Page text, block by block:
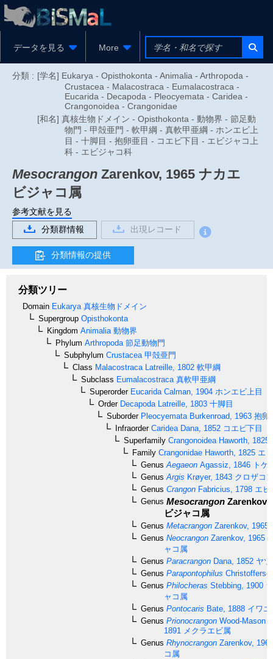
データを見る More
分類 : [学名] Eukarya - Opisthokonta - Animalia - Arthropoda -
Crustacea - Malacostraca - Eumalacostraca -
Eucarida - Decapoda - Pleocyemata - Caridea -
Crangonoidea - Crangonidae
[和名] 真核生物ドメイン - Opisthokonta - 動物界 - 節足動
物門 - 甲殻亜門 - 軟甲綱 - 真軟甲亜綱 - ホンエビ上
目 - 十脚目 - 抱卵亜目 - コエビ下目 - エビジャコ上
科 - エビジャコ科
Mesocrangon Zarenkov, 1965 ナカエ
ビジャコ属
参考文献を見る
分類群情報
出現レコード
分類情報の提供
分類ツリー
Domain Eukarya 真核生物ドメイン
Supergroup Opisthokonta
Kingdom Animalia 動物界
Phylum Arthropoda 節足動物門
Subphylum Crustacea 甲殻亜門
Class Malacostraca Latreille, 1802 軟甲綱
Subclass Eumalacostraca 真軟甲亜綱
SuperorderEucarida Calman, 1904 ホンエビ上目
OrderDecapoda Latreille, 1803 十脚目
SuborderPleocyemata Burkenroad, 1963 抱卵
InfraorderCaridea Dana, 1852 コエビ下目
Superfamily Crangonoidea Haworth, 1825
Family Crangonidae Haworth, 1825 エ
Genus Aegaeon Agassiz, 1846 トゲ
Genus Argis Krøyer, 1843 クロザコ
Genus Crangon Fabricius, 1798 エビ
Genus Mesocrangon Zarenkov,
ビジャコ属
Genus Metacrangon Zarenkov, 1965
Genus Neocrangon Zarenkov, 1965
ャコ属
Genus Paracrangon Dana, 1852 ヤ
Genus Parapontophilus
Genus Philocheras Stebbing, 1900
ャコ属
Genus Pontocaris Bate, 1888 イワ
Genus Prionocrangon Wood-Mason
1891 メクラエビ属
Genus Rhynocrangon Zarenkov, 1965
コ属